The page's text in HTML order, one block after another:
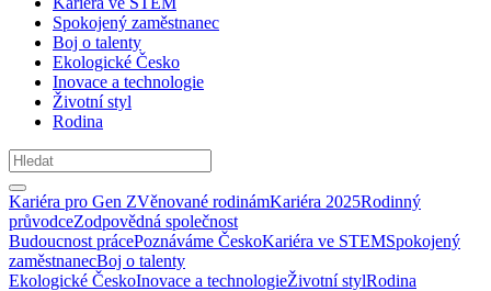
Spokojený zaměstnanec
Boj o talenty
Ekologické Česko
Inovace a technologie
Životní styl
Rodina
Kariéra pro Gen ZVěnované rodinámKariéra 2025Rodinný
průvodceZodpovědná společnost
Budoucnost prácePoznáváme ČeskoKariéra ve STEMSpokojený
zaměstnanecBoj o talenty
Ekologické ČeskoInovace a technologieŽivotní stylRodina